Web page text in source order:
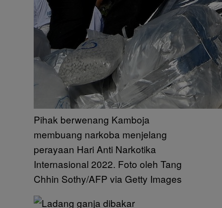
Pihak berwenang Kamboja
membuang narkoba menjelang
perayaan Hari Anti Narkotika
Internasional 2022. Foto oleh Tang
Chhin Sothy/AFP via Getty Images